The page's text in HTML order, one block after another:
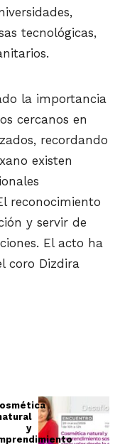
tecnológicas,
la importancia
cercanos en
recordando
existen
reconocimiento
y servir de
El acto ha
coro Dizdira
y